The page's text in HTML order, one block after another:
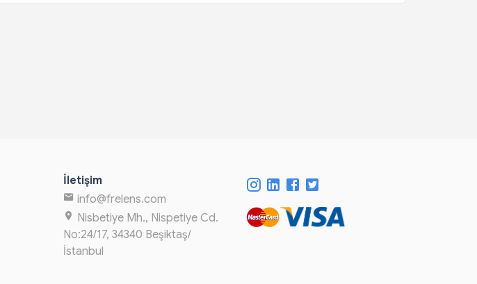
İletişim
info@frelens.com
Nisbetiye Mh., Nispetiye Cd.
No:24/17, 34340 Beşiktaş/
İstanbul